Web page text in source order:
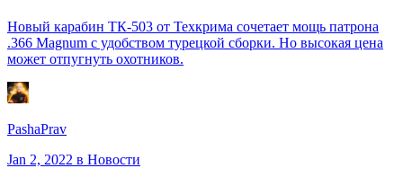
Новый карабин ТК-503 от Техкрима сочетает мощь патрона
.366 Magnum с удобством турецкой сборки. Но высокая цена
может отпугнуть охотников.
PashaPrav
Jan 2, 2022 в Новости